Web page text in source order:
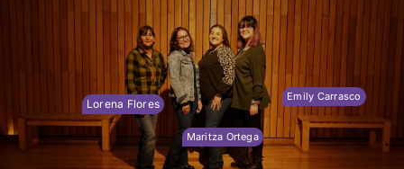
Lorena Flores
Maritza Ortega
Emily Carrasco